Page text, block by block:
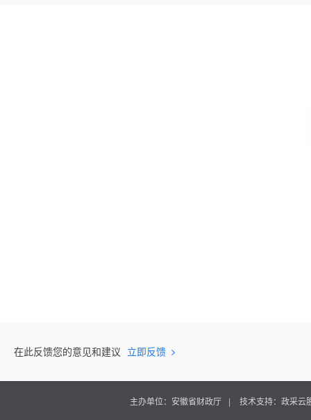
在此反馈您的意见和建议 立即反馈
主办单位：安徽省财政厅 技术支持：政采云